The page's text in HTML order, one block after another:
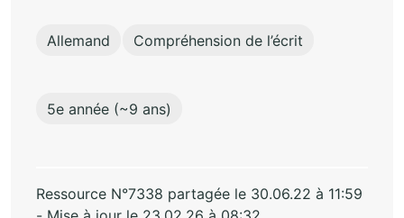
Allemand Compréhension de l’écrit
5e année (~9 ans)
Ressource N°7338 partagée le 30.06.22 à 11:59